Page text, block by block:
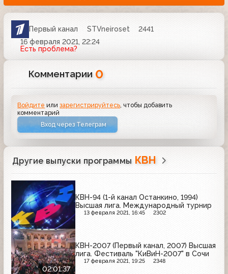
Первый канал STVneiroset
2441
16 февраля 2021, 22:24
Есть проблема?
Комментарии 0
Войдите илизарегистрируйтесь , чтобы добавить
комментарий
Вход через Телеграм
Другие выпуски программы КВН
КВН-94 (1-й канал Останкино, 1994)
Высшая лига. Международный турнир
13 февраля 2021, 16:45 2302
02:01:37
КВН-2007 (Первый канал, 2007) Высшая
лига. Фестиваль "КиВиН-2007" в Сочи
17 февраля 2021, 19:25 2348